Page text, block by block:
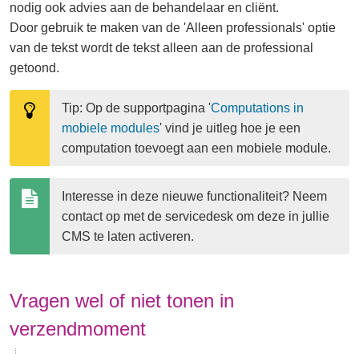
nodig ook advies aan de behandelaar en cliënt.
Door gebruik te maken van de 'Alleen professionals' optie
van de tekst wordt de tekst alleen aan de professional
getoond.
Tip: Op de supportpagina 'Computations in
mobiele modules' vind je uitleg hoe je een
computation toevoegt aan een mobiele module.
Interesse in deze nieuwe functionaliteit? Neem
contact op met de servicedesk om deze in jullie
CMS te laten activeren.
Vragen wel of niet tonen in
verzendmoment